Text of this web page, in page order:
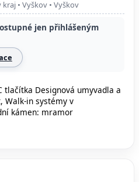
• Vyškov • Vyškov
jen přihlášeným
tlačítka Designová umyvadla a
Walk-in systémy v
kámen: mramor